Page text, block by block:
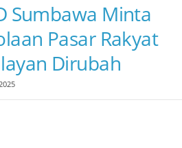
Sumbawa Minta
Pasar Rakyat
Dirubah